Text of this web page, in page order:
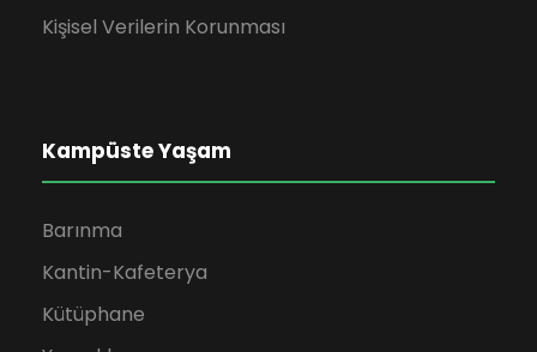
Kişisel Verilerin Korunması
Kampüste Yaşam
Barınma
Kantin-Kafeterya
Kütüphane